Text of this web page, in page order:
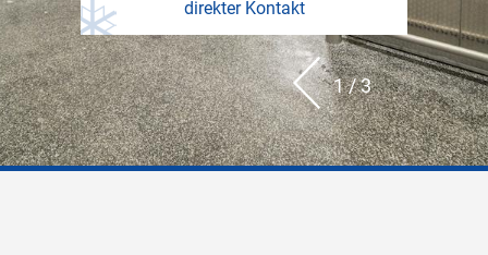
direkter Kontakt
1 / 3
direkter Kontakt
2 / 3
direkter Kontakt
3 / 3
Pr
evi
ou
s
Ne
xt